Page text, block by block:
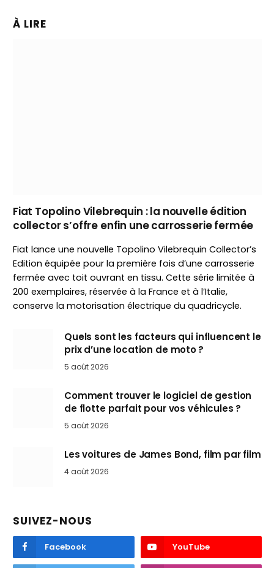
À LIRE
Fiat Topolino Vilebrequin : la nouvelle édition
collector s’offre enfin une carrosserie fermée
Fiat lance une nouvelle Topolino Vilebrequin Collector’s
Edition équipée pour la première fois d’une carrosserie
fermée avec toit ouvrant en tissu. Cette série limitée à
200 exemplaires, réservée à la France et à l’Italie,
conserve la motorisation électrique du quadricycle.
Quels sont les facteurs qui influencent le
prix d’une location de moto ?
5 août 2026
Comment trouver le logiciel de gestion
de flotte parfait pour vos véhicules ?
5 août 2026
Les voitures de James Bond, film par film
4 août 2026
SUIVEZ-NOUS
Facebook YouTube